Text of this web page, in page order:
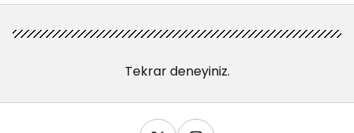
Tekrar deneyiniz.